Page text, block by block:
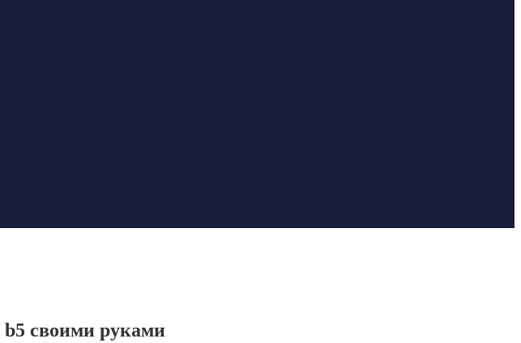
b5 своими руками